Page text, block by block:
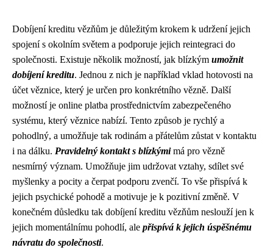
Dobíjení kreditu vězňům je důležitým krokem k udržení jejich
spojení s okolním světem a podporuje jejich reintegraci do
společnosti. Existuje několik možností, jak blízkým umožnit
dobíjení kreditu. Jednou z nich je například vklad hotovosti na
účet věznice, který je určen pro konkrétního vězně. Další
možností je online platba prostřednictvím zabezpečeného
systému, který věznice nabízí. Tento způsob je rychlý a
pohodlný, a umožňuje tak rodinám a přátelům zůstat v kontaktu
i na dálku. Pravidelný kontakt s blízkýmimá pro vězně
nesmírný význam. Umožňuje jim udržovat vztahy, sdílet své
myšlenky a pocity a čerpat podporu zvenčí. To vše přispívá k
jejich psychické pohodě a motivuje je k pozitivní změně. V
konečném důsledku tak dobíjení kreditu vězňům neslouží jen k
jejich momentálnímu pohodlí, ale přispívá k jejich úspěšnému
návratu do společnosti.